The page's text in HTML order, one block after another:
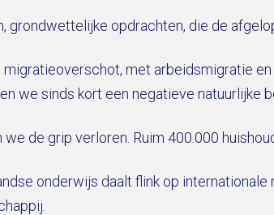
grondwettelijke opdrachten, die de
met arbeidsmigratie
we sinds kort een negatieve natuurlijke
de grip verloren. Ruim 400.000
onderwijs daalt flink op